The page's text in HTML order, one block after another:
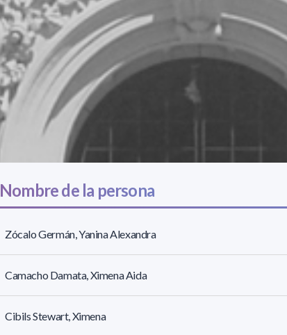
Nombre de la persona
Zócalo Germán, Yanina Alexandra
Camacho Damata, Ximena Aida
Cibils Stewart, Ximena